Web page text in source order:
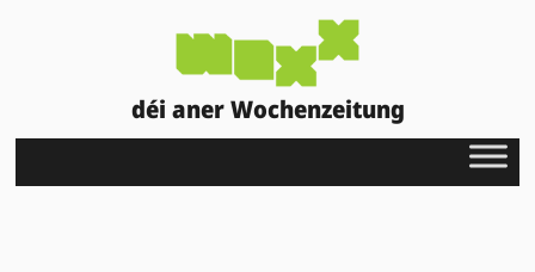
déi aner Wochenzeitung